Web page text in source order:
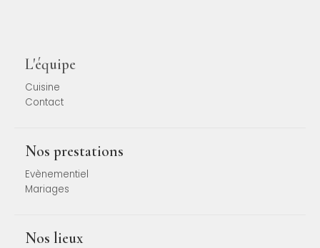
L'équipe
Cuisine
Contact
Nos prestations
Evènementiel
Mariages
Nos lieux